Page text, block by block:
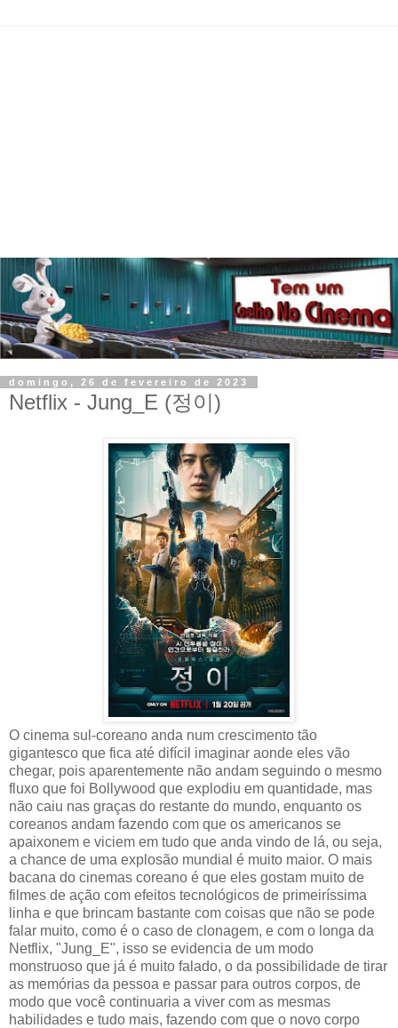
domingo, 26 de fevereiro de 2023
Netflix - Jung_E (정이)
O cinema sul-coreano anda num crescimento tão
gigantesco que fica até difícil imaginar aonde eles vão
chegar, pois aparentemente não andam seguindo o mesmo
fluxo que foi Bollywood que explodiu em quantidade, mas
não caiu nas graças do restante do mundo, enquanto os
coreanos andam fazendo com que os americanos se
apaixonem e viciem em tudo que anda vindo de lá, ou seja,
a chance de uma explosão mundial é muito maior. O mais
bacana do cinemas coreano é que eles gostam muito de
filmes de ação com efeitos tecnológicos de primeiríssima
linha e que brincam bastante com coisas que não se pode
falar muito, como é o caso de clonagem, e com o longa da
Netflix, "Jung_E", isso se evidencia de um modo
monstruoso que já é muito falado, o da possibilidade de tirar
as memórias da pessoa e passar para outros corpos, de
modo que você continuaria a viver com as mesmas
habilidades e tudo mais, fazendo com que o novo corpo